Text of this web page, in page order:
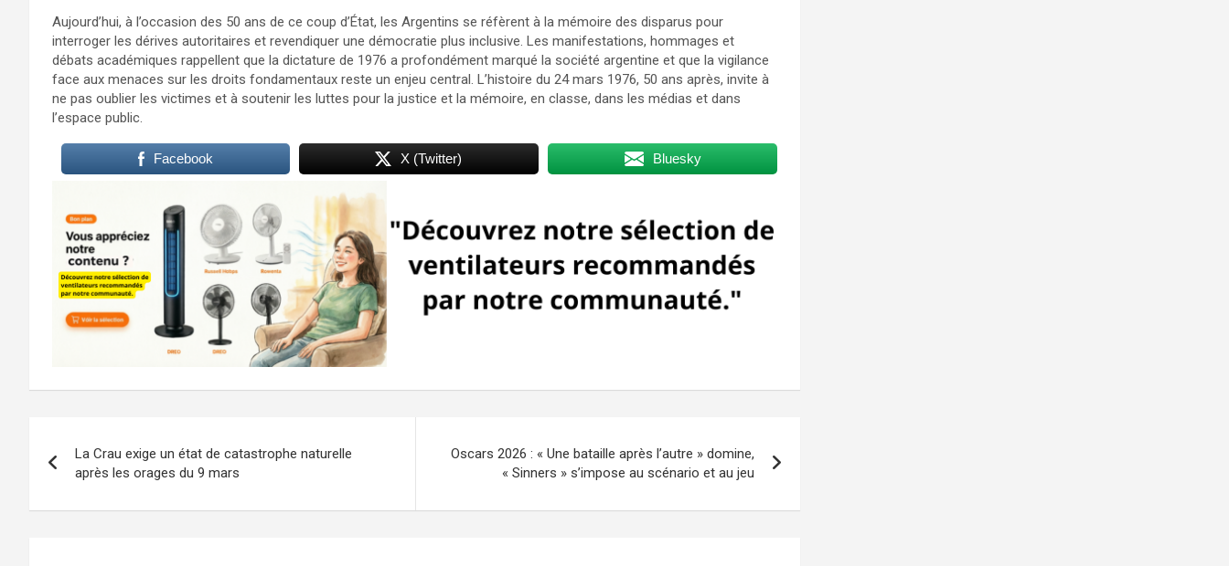
Aujourd’hui, à l’occasion des 50 ans de ce coup d’État, les Argentins se réfèrent à la mémoire des disparus pour
interroger les dérives autoritaires et revendiquer une démocratie plus inclusive. Les manifestations, hommages et
débats académiques rappellent que la dictature de 1976 a profondément marqué la société argentine et que la vigilance
face aux menaces sur les droits fondamentaux reste un enjeu central. L’histoire du 24 mars 1976, 50 ans après, invite à
ne pas oublier les victimes et à soutenir les luttes pour la justice et la mémoire, en classe, dans les médias et dans
l’espace public.
Facebook X (Twitter) Bluesky
de
l’article
La Crau exige un état de catastrophe naturelle
après les orages du 9 mars
Oscars 2026 : « Une bataille après l’autre » domine,
« Sinners » s’impose au scénario et au jeu